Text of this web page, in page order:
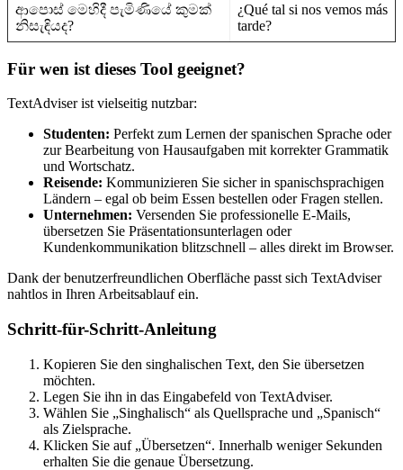
ආපොස් මෙහිදී පැමිණියේ කුමක්
නිසැඳියද?
¿Qué tal si nos vemos más
tarde?
Für wen ist dieses Tool geeignet?
TextAdviser ist vielseitig nutzbar:
Studenten: Perfekt zum Lernen der spanischen Sprache oder
zur Bearbeitung von Hausaufgaben mit korrekter Grammatik
und Wortschatz.
Reisende: Kommunizieren Sie sicher in spanischsprachigen
Ländern – egal ob beim Essen bestellen oder Fragen stellen.
Unternehmen: Versenden Sie professionelle E-Mails,
übersetzen Sie Präsentationsunterlagen oder
Kundenkommunikation blitzschnell – alles direkt im Browser.
Dank der benutzerfreundlichen Oberfläche passt sich TextAdviser
nahtlos in Ihren Arbeitsablauf ein.
Schritt-für-Schritt-Anleitung
Kopieren Sie den singhalischen Text, den Sie übersetzen
möchten.
Legen Sie ihn in das Eingabefeld von TextAdviser.
Wählen Sie „Singhalisch“ als Quellsprache und „Spanisch“
als Zielsprache.
Klicken Sie auf „Übersetzen“. Innerhalb weniger Sekunden
erhalten Sie die genaue Übersetzung.